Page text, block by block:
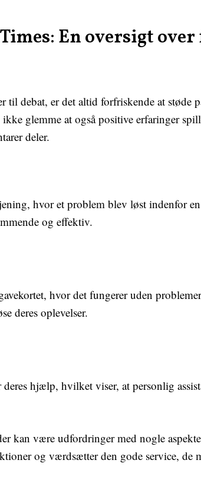
En oversigt
debat, er det altid forfriskende at støde
glemme at også positive erfaringer
deler.
hvor et problem blev løst indenfor
og effektiv.
hvor det fungerer uden
deres oplevelser.
hjælp, hvilket viser, at personlig
kan være udfordringer med nogle
og værdsætter den gode service, de